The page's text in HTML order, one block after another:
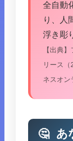
全自動
り、人
浮き彫
【出典
リース
ネスオン
🤔 あ